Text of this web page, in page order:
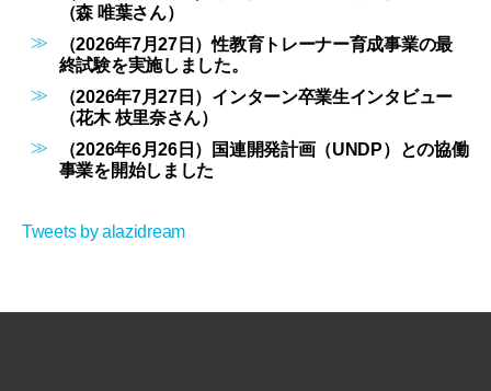
（森 唯葉さん）
（2026年7月27日）性教育トレーナー育成事業の最
終試験を実施しました。
（2026年7月27日）インターン卒業生インタビュー
（花木 枝里奈さん）
（2026年6月26日）国連開発計画（UNDP）との協働
事業を開始しました
Tweets by alazidream